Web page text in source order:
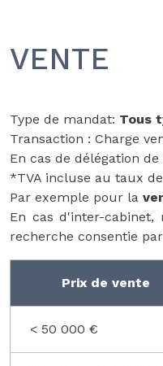
VENTE
Type de mandat: Tous
Transaction : Charge
En cas de délégation
*TVA incluse au taux
Par exemple pour la
En cas d'inter-
recherche consentie
Prix de vente
< 50 000 €